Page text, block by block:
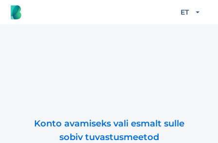
ET
Konto avamiseks vali esmalt sulle
sobiv tuvastusmeetod